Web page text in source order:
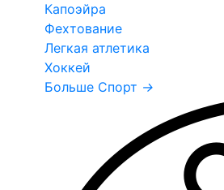
Капоэйра
Фехтование
Легкая атлетика
Хоккей
Больше Спорт →